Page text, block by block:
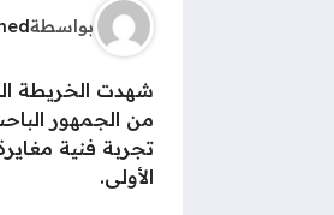
بواسطة
شهدت الخريطة
تجربة فنية
الأولى.